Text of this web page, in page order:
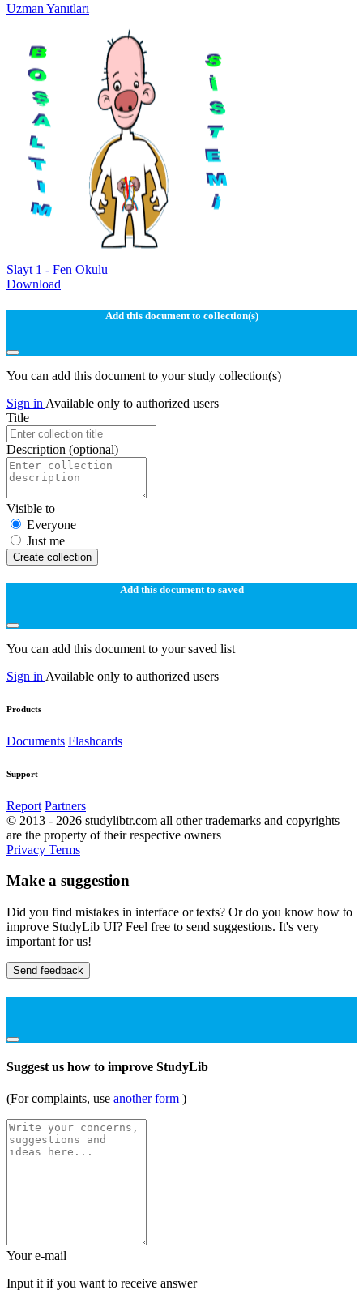
Uzman Yanıtları
Slayt 1 - Fen Okulu
Download
Add this document to collection(s)
You can add this document to your study collection(s)
Sign in Available only to authorized users
Title
Description (optional)
Visible to
Everyone
Just me
Create collection
Add this document to saved
You can add this document to your saved list
Sign in Available only to authorized users
Products
Documents Flashcards
Support
Report Partners
© 2013 - 2026 studylibtr.com all other trademarks and copyrights
are the property of their respective owners
Privacy Terms
Make a suggestion
Did you find mistakes in interface or texts? Or do you know how to
improve StudyLib UI? Feel free to send suggestions. It's very
important for us!
Send feedback
Suggest us how to improve StudyLib
(For complaints, use another form )
Your e-mail
Input it if you want to receive answer